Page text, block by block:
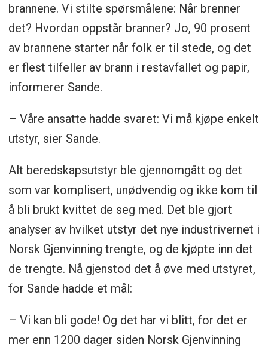
brannene. Vi stilte spørsmålene: Når brenner
det? Hvordan oppstår branner? Jo, 90 prosent
av brannene starter når folk er til stede, og det
er flest tilfeller av brann i restavfallet og papir,
informerer Sande.
– Våre ansatte hadde svaret: Vi må kjøpe enkelt
utstyr, sier Sande.
Alt beredskapsutstyr ble gjennomgått og det
som var komplisert, unødvendig og ikke kom til
å bli brukt kvittet de seg med. Det ble gjort
analyser av hvilket utstyr det nye industrivernet i
Norsk Gjenvinning trengte, og de kjøpte inn det
de trengte. Nå gjenstod det å øve med utstyret,
for Sande hadde et mål:
– Vi kan bli gode! Og det har vi blitt, for det er
mer enn 1200 dager siden Norsk Gjenvinning